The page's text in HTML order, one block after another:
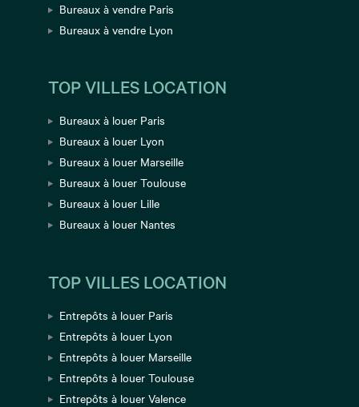
Bureaux à vendre Paris
Bureaux à vendre Lyon
TOP VILLES LOCATION
Bureaux à louer Paris
Bureaux à louer Lyon
Bureaux à louer Marseille
Bureaux à louer Toulouse
Bureaux à louer Lille
Bureaux à louer Nantes
TOP VILLES LOCATION
Entrepôts à louer Paris
Entrepôts à louer Lyon
Entrepôts à louer Marseille
Entrepôts à louer Toulouse
Entrepôts à louer Valence